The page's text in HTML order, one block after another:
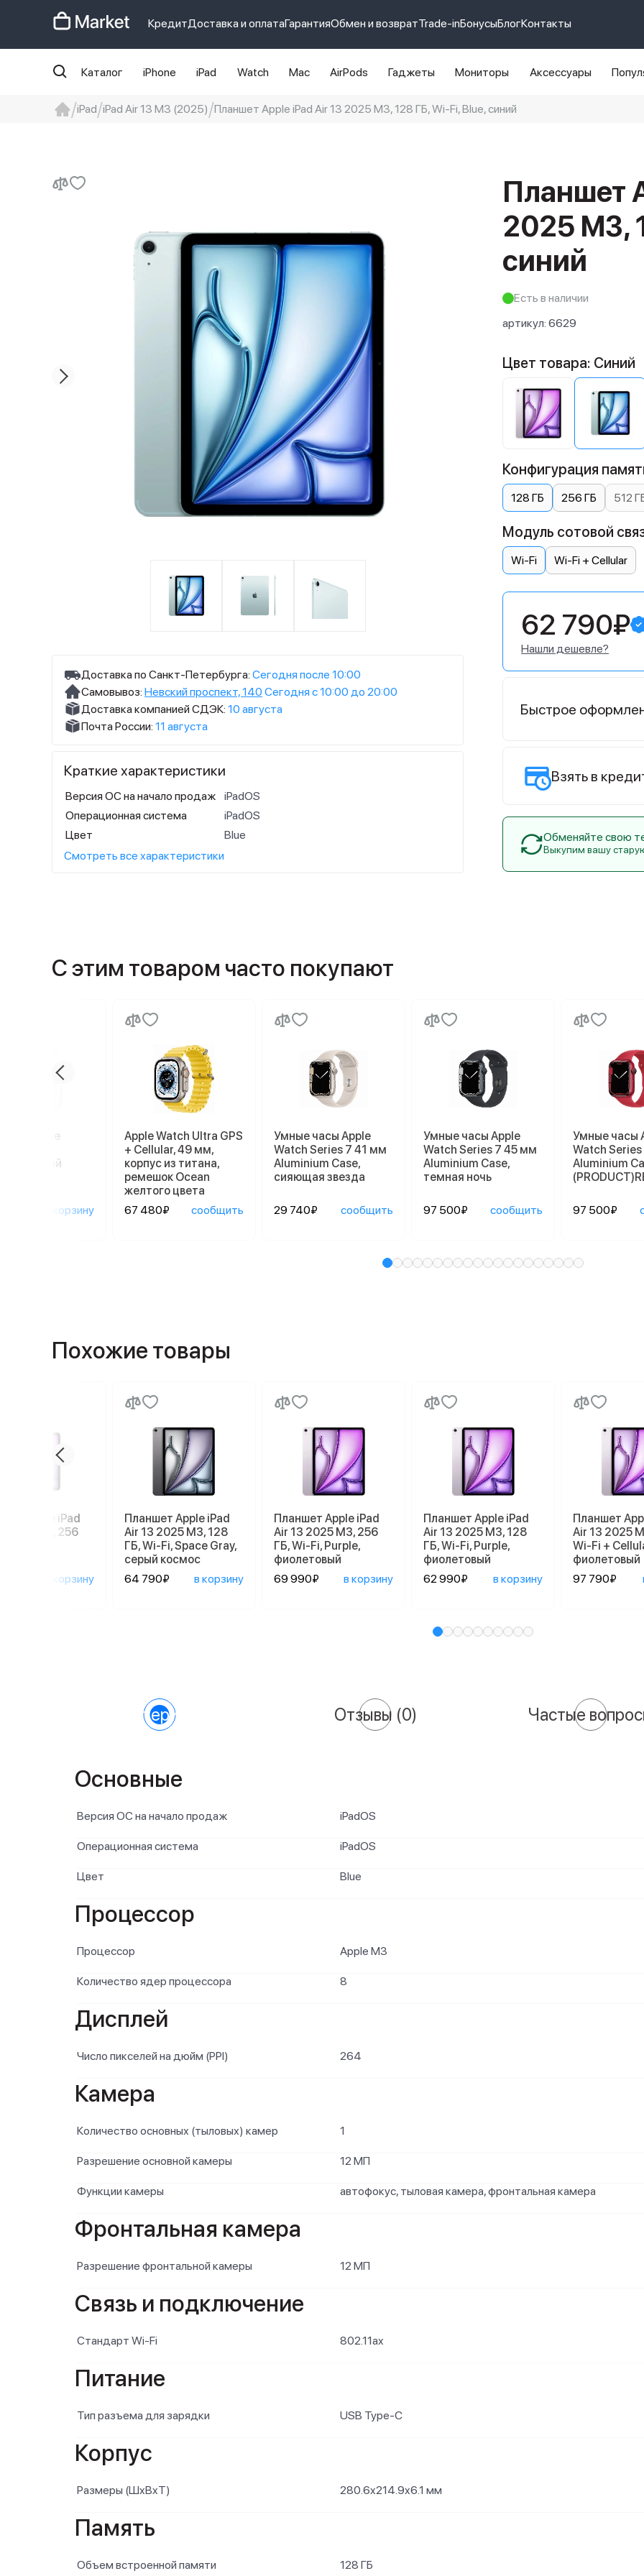
КредитДоставка и оплатаГарантияОбмен и возвратTrade-inБонусыБлогКонтакты
Каталог iPhone iPad Watch Mac AirPods Гаджеты Мониторы Аксессуары
iPad iPad Air 13 M3 (2025) Планшет Apple iPad Air 13 2025 M3, 128 ГБ, Wi-Fi, Blue, синий
Планшет
2025 M3,
синий
Есть в наличии
артикул: 6629
Доставка по Санкт-Петербурга: Сегодня после 10:00
Самовывоз: Невский проспект, 140 Сегодня с 10:00 до 20:00
Доставка компанией СДЭК: 10 августа
Почта России: 11 августа
Краткие характеристики
Версия ОС на начало продаж
iPadOS
Операционная система
iPadOS
Цвет
Blue
Смотреть все характеристики
Цвет товара: Синий
Конфигурация
128 ГБ 256 ГБ 512
Модуль сотовой
Wi-Fi Wi-Fi + Cellular
62 790₽
Нашли дешевле?
Быстрое
Взять в
Обменяйте свою
Выкупим вашу
С этим товаром часто покупают
Apple
белый
в корзину
Apple Watch Ultra GPS
+ Cellular, 49 мм,
корпус из титана,
ремешок Ocean
желтого цвета
67 480₽
сообщить
Умные часы Apple
Watch Series 7 41 мм
Aluminium Case,
сияющая звезда
29 740₽ сообщить
Умные часы Apple
Watch Series 7 45 мм
Aluminium Case,
темная ночь
97 500₽ сообщить
Умные часы
Watch
Aluminium
97 500₽
Похожие товары
Apple iPad
2026 M4, 256
в корзину
Планшет Apple iPad
Air 13 2025 M3, 128
ГБ, Wi-Fi, Space Gray,
серый космос
64 790₽
в корзину
Планшет Apple iPad
Air 13 2025 M3, 256
ГБ, Wi-Fi, Purple,
фиолетовый
69 990₽
в корзину
Планшет Apple iPad
Air 13 2025 M3, 128
ГБ, Wi-Fi, Purple,
фиолетовый
62 990₽
в корзину
Планшет
Air 13 2025
Wi-Fi +
фиолетовый
97 790₽
Характеристики Отзывы (0) Частые
Основные
Версия ОС на начало продаж iPadOS
Операционная система iPadOS
Цвет Blue
Процессор
Процессор Apple M3
Количество ядер процессора 8
Дисплей
Число пикселей на дюйм (PPI) 264
Камера
Количество основных (тыловых) камер 1
Разрешение основной камеры 12 МП
Функции камеры автофокус, тыловая камера, фронтальная камера
Фронтальная камера
Разрешение фронтальной камеры 12 МП
Связь и подключение
Стандарт Wi-Fi 802.11ax
Питание
Тип разъема для зарядки USB Type-C
Корпус
Размеры (ШxВxТ) 280.6x214.9x6.1 мм
Память
Объем встроенной памяти 128 ГБ